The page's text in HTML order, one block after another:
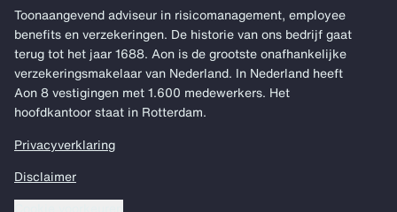
Toonaangevend adviseur in risicomanagement, employee
benefits en verzekeringen. De historie van ons bedrijf gaat
terug tot het jaar 1688. Aon is de grootste onafhankelijke
verzekeringsmakelaar van Nederland. In Nederland heeft
Aon 8 vestigingen met 1.600 medewerkers. Het
hoofdkantoor staat in Rotterdam.
Privacyverklaring
Disclaimer